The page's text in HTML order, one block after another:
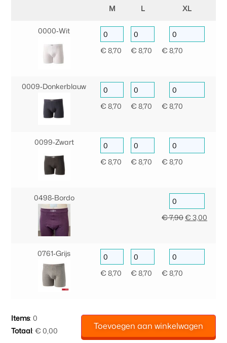
M L XL
0000‑Wit
€ 8,70 € 8,70 € 8,70
0009‑Donkerblauw
€ 8,70 € 8,70 € 8,70
0099‑Zwart
€ 8,70 € 8,70 € 8,70
0498‑Bordo
€7,90€ 3,00
0761‑Grijs
€ 8,70 € 8,70 € 8,70
Items: 0
Totaal: € 0,00 Toevoegen aan winkelwagen